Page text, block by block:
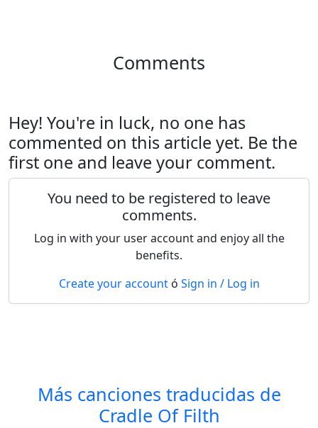
Comments
Hey! You're in luck, no one has
commented on this article yet. Be the
first one and leave your comment.
You need to be registered to leave
comments.
Log in with your user account and enjoy all the
benefits.
Create your account ó Sign in / Log in
Más canciones traducidas de
Cradle Of Filth